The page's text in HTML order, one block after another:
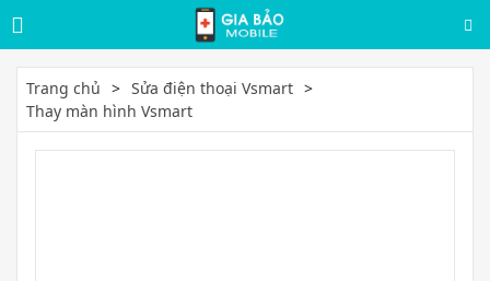
Trang chủ
Sửa điện thoại Vsmart
Thay màn hình Vsmart